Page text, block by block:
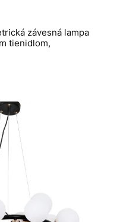
závesná lampa
tienidlom,